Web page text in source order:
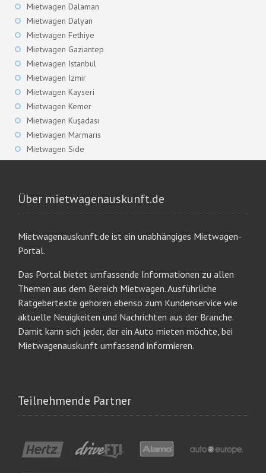
Mietwagen Dalaman
Mietwagen Dalyan
Mietwagen Fethiye
Mietwagen Gaziantep
Mietwagen Istanbul
Mietwagen Izmir
Mietwagen Kayseri
Mietwagen Kemer
Mietwagen Kuşadası
Mietwagen Marmaris
Mietwagen Side
Über mietwagenauskunft.de
Mietwagenauskunft.de ist ein unabhängiges Mietwagen-
Portal.
Das Portal bietet umfassende Informationen zu allen
Themen aus dem Bereich Mietwagen. Ausführliche
Ratgebertexte gehören ebenso zum Kundenservice wie
aktuelle Neuigkeiten und Nachrichten aus der Branche.
Damit kann sich jeder, der ein Auto mieten möchte, bei
Mietwagenauskunft umfassend informieren.
Teilnehmende Partner